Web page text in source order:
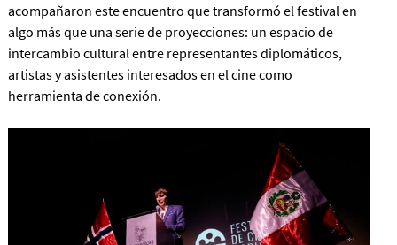
acompañaron este encuentro que transformó el festival en
algo más que una serie de proyecciones: un espacio de
intercambio cultural entre representantes diplomáticos,
artistas y asistentes interesados en el cine como
herramienta de conexión.